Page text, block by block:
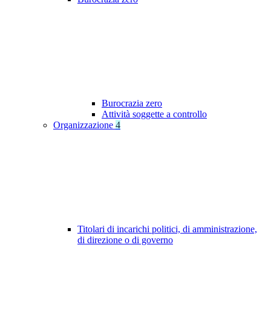
Burocrazia zero
Attività soggette a controllo
Organizzazione 4
Titolari di incarichi politici, di amministrazione,
di direzione o di governo